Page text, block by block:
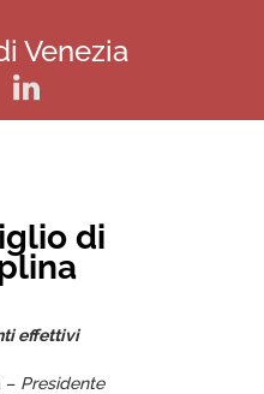
Venezia
di
effettivi
– Presidente